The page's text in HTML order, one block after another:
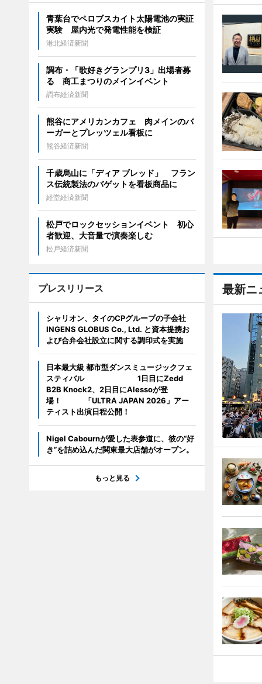
最新ニ
青葉台でペロブスカイト太陽電池の実証
実験 屋内光で発電性能を検証
港北経済新聞
調布・「歌好きグランプリ3」出場者募
る 商工まつりのメインイベント
調布経済新聞
熊谷にアメリカンカフェ 肉メインのバ
ーガーとプレッツェル看板に
熊谷経済新聞
千歳烏山に「ディア ブレッド」 フラン
ス伝統製法のバゲットを看板商品に
経堂経済新聞
松戸でロックセッションイベント 初心
者歓迎、大音量で演奏楽しむ
松戸経済新聞
プレスリリース
シャリオン、タイのCPグループの子会社
INGENS GLOBUS Co., Ltd. と資本提携お
よび合弁会社設立に関する調印式を実施
日本最大級 都市型ダンスミュージックフェ
スティバル 1日目にZedd
B2B Knock2、2日目にAlessoが登
場！ 「ULTRA JAPAN 2026」アー
ティスト出演日程公開！
Nigel Cabournが愛した表参道に、彼の“好
き”を詰め込んだ関東最大店舗がオープン。
もっと見る